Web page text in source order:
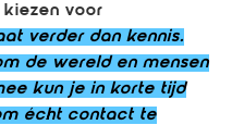
voor
verder dan kennis.
de wereld en mensen
kun je in korte tijd
écht contact te